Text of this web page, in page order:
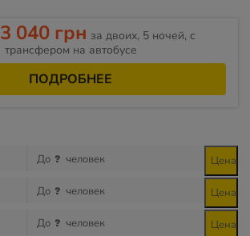
040 грн за двоих, 5 ночей, с
трансфером на автобусе
ПОДРОБНЕЕ
До человек Цена
До человек Цена
До человек Цена